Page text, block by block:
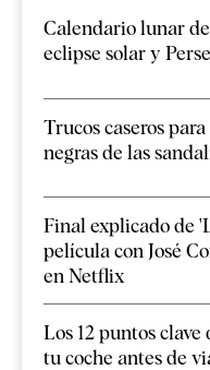
Calendario lunar
eclipse solar y
Trucos caseros
negras de las
Final explicado de
película con José
en Netflix
Los 12 puntos
tu coche antes de